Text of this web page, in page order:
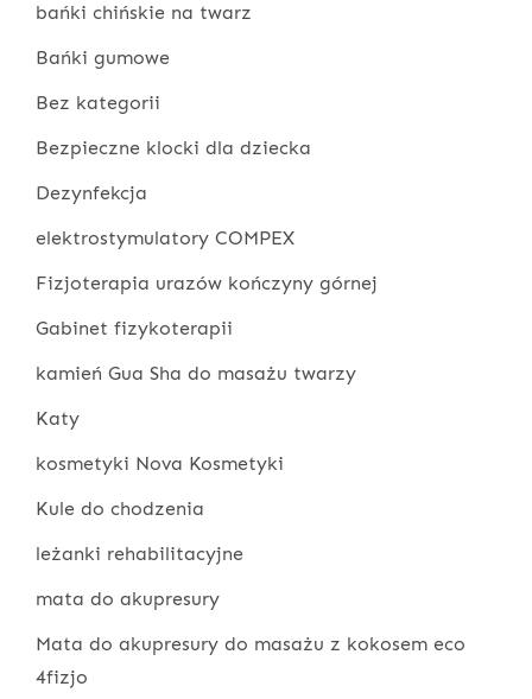
bańki chińskie na twarz
Bańki gumowe
Bez kategorii
Bezpieczne klocki dla dziecka
Dezynfekcja
elektrostymulatory COMPEX
Fizjoterapia urazów kończyny górnej
Gabinet fizykoterapii
kamień Gua Sha do masażu twarzy
Katy
kosmetyki Nova Kosmetyki
Kule do chodzenia
leżanki rehabilitacyjne
mata do akupresury
Mata do akupresury do masażu z kokosem eco
4fizjo